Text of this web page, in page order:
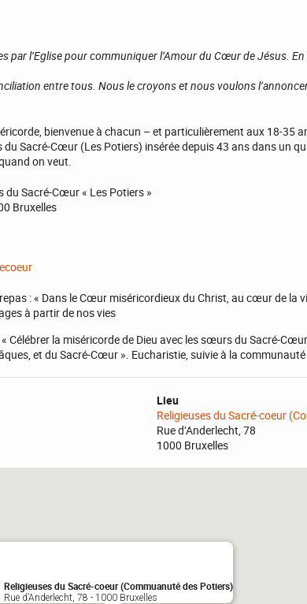
par l’Eglise pour communiquer l’Amour du Cœur de Jésus.
entre tous. Nous le croyons et nous voulons
bienvenue à chacun – et particulièrement aux 18-35
Sacré-Cœur (Les Potiers) insérée depuis 43 ans dans un
on veut.
Sacré-Cœur « Les Potiers »
Bruxelles
: « Dans le Cœur miséricordieux du Christ, au cœur de la
à partir de nos vies
Célébrer la miséricorde de Dieu avec les sœurs du Sacré-
et du Sacré-Cœur ». Eucharistie, suivie à la
Lieu
Religieuses du Sacré-coeur
Rue d’Anderlecht, 78
1000 Bruxelles
Religieuses du Sacré-coeur (Commuanuté des Potiers)
Rue d’Anderlecht, 78 - 1000 Bruxelles